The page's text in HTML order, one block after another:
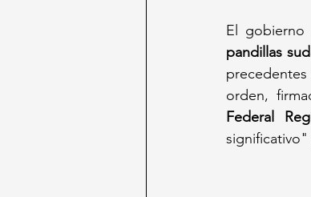
El gobierno
pandillas
Federal
significativo"